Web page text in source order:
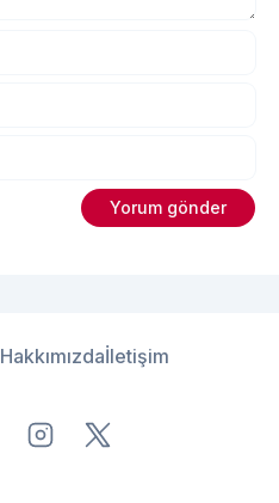
Hakkımızdaİletişim